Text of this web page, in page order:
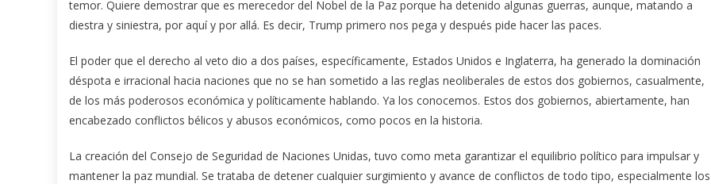
temor. Quiere demostrar que es merecedor del Nobel de la Paz porque ha detenido algunas guerras, aunque, matando a
diestra y siniestra, por aquí y por allá. Es decir, Trump primero nos pega y después pide hacer las paces.
El poder que el derecho al veto dio a dos países, específicamente, Estados Unidos e Inglaterra, ha generado la dominación
déspota e irracional hacia naciones que no se han sometido a las reglas neoliberales de estos dos gobiernos, casualmente,
de los más poderosos económica y políticamente hablando. Ya los conocemos. Estos dos gobiernos, abiertamente, han
encabezado conflictos bélicos y abusos económicos, como pocos en la historia.
La creación del Consejo de Seguridad de Naciones Unidas, tuvo como meta garantizar el equilibrio político para impulsar y
mantener la paz mundial. Se trataba de detener cualquier surgimiento y avance de conflictos de todo tipo, especialmente los